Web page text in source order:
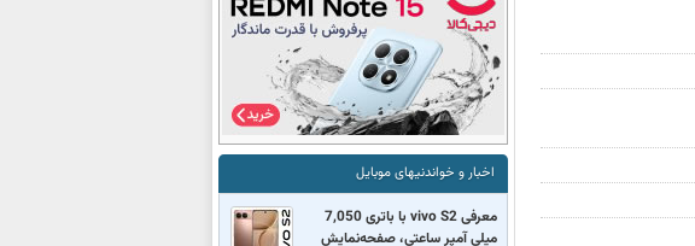
اخبار و خواندنیهای موبایل
معرفی vivo S2 با باتری 7,050
میلی آمپر ساعتی، صفحه‌نمایش